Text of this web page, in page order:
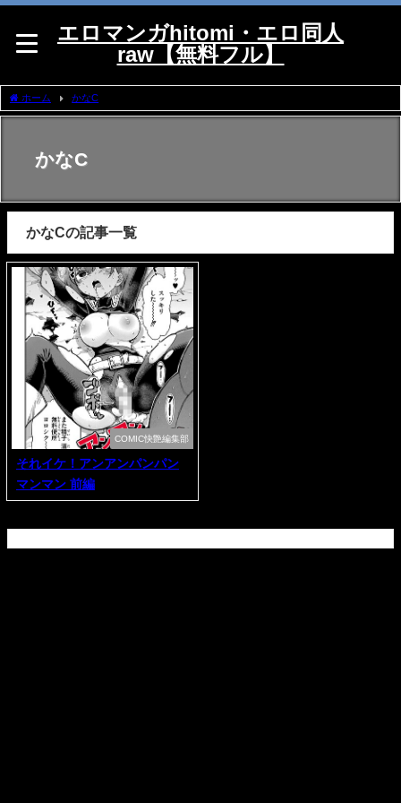
エロマンガhitomi・エロ同人
raw【無料フル】
ホーム かなC
かなC
かなCの記事一覧
COMIC快艶編集部
それイケ！アンアンパンパン
マンマン 前編